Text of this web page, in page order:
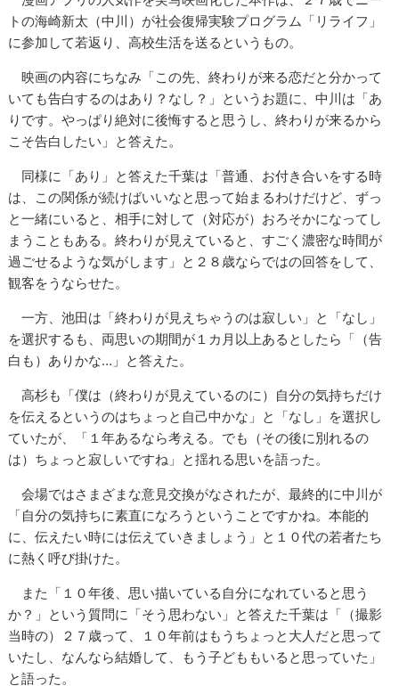
トの海崎新太（中川）が社会復帰実験プログラム「リライフ」
に参加して若返り、高校生活を送るというもの。
映画の内容にちなみ「この先、終わりが来る恋だと分かって
いても告白するのはあり？なし？」というお題に、中川は「あ
りです。やっぱり絶対に後悔すると思うし、終わりが来るから
こそ告白したい」と答えた。
同様に「あり」と答えた千葉は「普通、お付き合いをする時
は、この関係が続けばいいなと思って始まるわけだけど、ずっ
と一緒にいると、相手に対して（対応が）おろそかになってし
まうこともある。終わりが見えていると、すごく濃密な時間が
過ごせるような気がします」と２８歳ならではの回答をして、
観客をうならせた。
一方、池田は「終わりが見えちゃうのは寂しい」と「なし」
を選択するも、両思いの期間が１カ月以上あるとしたら「（告
白も）ありかな…」と答えた。
高杉も「僕は（終わりが見えているのに）自分の気持ちだけ
を伝えるというのはちょっと自己中かな」と「なし」を選択し
ていたが、「１年あるなら考える。でも（その後に別れるの
は）ちょっと寂しいですね」と揺れる思いを語った。
会場ではさまざまな意見交換がなされたが、最終的に中川が
「自分の気持ちに素直になろうということですかね。本能的
に、伝えたい時には伝えていきましょう」と１０代の若者たち
に熱く呼び掛けた。
また「１０年後、思い描いている自分になれていると思う
か？」という質問に「そう思わない」と答えた千葉は「（撮影
当時の）２７歳って、１０年前はもうちょっと大人だと思って
いたし、なんなら結婚して、もう子どももいると思っていた」
と語った。